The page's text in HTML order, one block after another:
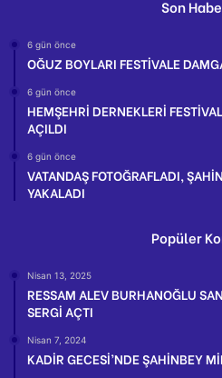
Son
6 gün önce
OĞUZ BOYLARI FESTİVALE
6 gün önce
HEMŞEHRİ DERNEKLERİ
AÇILDI
6 gün önce
VATANDAŞ FOTOĞRAFLADI,
YAKALADI
Popüler
Nisan 13, 2025
RESSAM ALEV BURHANOĞLU
SERGİ AÇTI
Nisan 7, 2024
KADİR GECESİ’NDE ŞAHİNBEY